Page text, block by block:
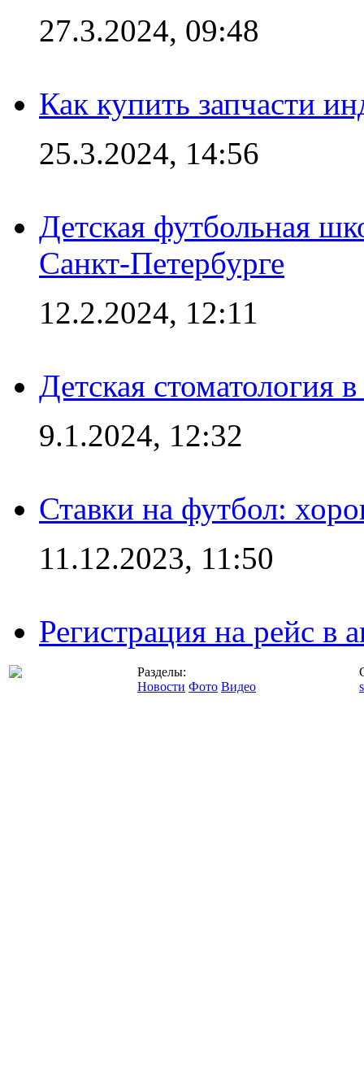
27.3.2024, 09:48
Как купить запчасти
25.3.2024, 14:56
Детская футбольная
Санкт-Петербурге
12.2.2024, 12:11
Детская стоматология
9.1.2024, 12:32
Ставки на футбол:
11.12.2023, 11:50
Регистрация на рейс в
Разделы:
Новости Фото Видео